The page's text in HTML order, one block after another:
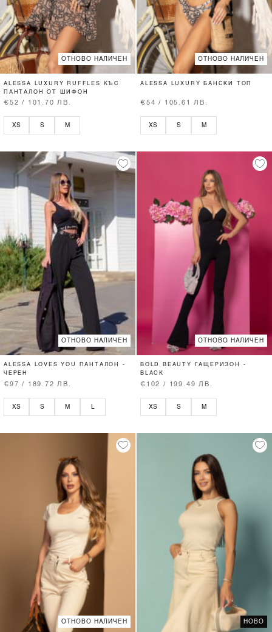
ОТНОВО НАЛИЧЕН
ALESSA LUXURY RUFFLES КЪС
ПАНТАЛОН ОТ ШИФОН
€52 / 101.70 ЛВ.
XS S M
ОТНОВО НАЛИЧЕН
ALESSA LUXURY БАНСКИ ТОП
€54 / 105.61 ЛВ.
XS S M
ОТНОВО НАЛИЧЕН
ALESSA LOVES YOU ПАНТАЛОН -
ЧЕРЕН
€97 / 189.72 ЛВ.
XS S M
ОТНОВО НАЛИЧЕН
BOLD BEAUTY ГАЩЕРИЗОН -
BLACK
€102 / 199.49 ЛВ.
XS S M
ОТНОВО НАЛИЧЕН НОВО